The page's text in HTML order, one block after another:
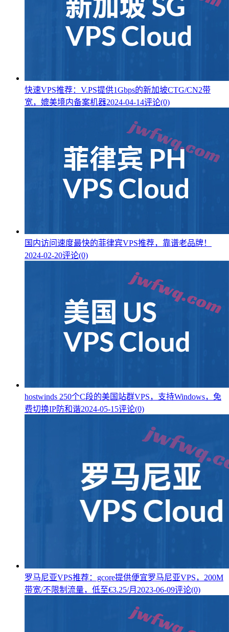
快速VPS推荐：V.PS提供1Gbps的新加坡CTG/CN2带
宽，媲美境内备案机器2024-04-14评论(0)
国内访问速度最快的菲律宾VPS推荐，靠谱老品牌！
2024-02-20评论(0)
hostwinds 250个C段的美国站群VPS，支持Windows，免
费切换IP防和谐2024-05-15评论(0)
罗马尼亚VPS推荐：gcore提供便宜罗马尼亚VPS，200M
带宽/不限制流量，低至€3.25/月 2023-06-09评论(0)